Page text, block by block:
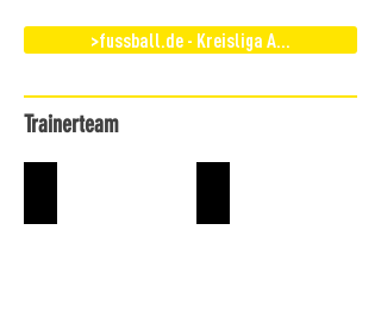
>fussball.de - Kreisliga A...
Trainerteam